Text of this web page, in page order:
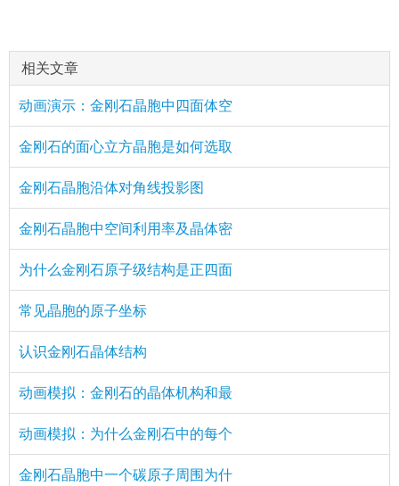
(1347655093)
(1347655093) 评论href="/plus/view.php?aid=13969">金刚石的晶胞分析
(1810091697)评论href="/plus/view.php?aid=13969">金刚石的晶胞分析
小学生不要看高中知识，看不懂的
(3682399)评论href="/plus/view.php?aid=13969">金刚石的晶胞分析
会i家北滨河公园
(6652687)评论href="/plus/view.php?aid=13969">金刚石的晶胞分析
谢个屁让你掏钱
(12345678)评论href="/plus/view.php?aid=13969">金刚石的晶胞分析
谢个屁让你掏钱
(394257539)评论 href="/plus/view.php?aid=13969">金刚石的晶胞分析
666赞同，本来就不应该付钱
(394257539)评论href="/plus/view.php?aid=13969">金刚石的晶胞分析
(354063289) 评论 href="/plus/view.php?aid=13969">金刚石的晶胞分析
(354063289) 评论href="/plus/view.php?aid=13969">金刚石的晶胞分析
为什么要付钱
相关文章
动画演示：金刚石晶胞中四面体空
金刚石的面心立方晶胞是如何选取
金刚石晶胞沿体对角线投影图
金刚石晶胞中空间利用率及晶体密
为什么金刚石原子级结构是正四面
常见晶胞的原子坐标
认识金刚石晶体结构
动画模拟：金刚石的晶体机构和最
动画模拟：为什么金刚石中的每个
金刚石晶胞中一个碳原子周围为什